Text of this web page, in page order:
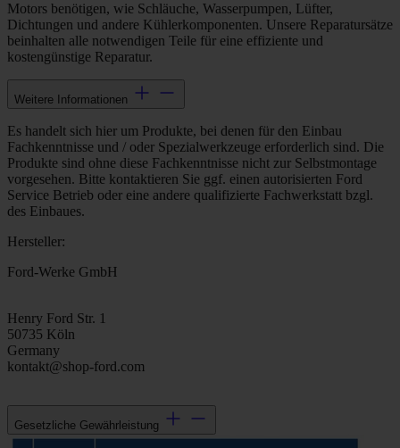
Motors benötigen, wie Schläuche, Wasserpumpen, Lüfter,
Dichtungen und andere Kühlerkomponenten. Unsere Reparatursätze
beinhalten alle notwendigen Teile für eine effiziente und
kostengünstige Reparatur.
Weitere Informationen
Es handelt sich hier um Produkte, bei denen für den Einbau
Fachkenntnisse und / oder Spezialwerkzeuge erforderlich sind. Die
Produkte sind ohne diese Fachkenntnisse nicht zur Selbstmontage
vorgesehen. Bitte kontaktieren Sie ggf. einen autorisierten Ford
Service Betrieb oder eine andere qualifizierte Fachwerkstatt bzgl.
des Einbaues.
Hersteller:
Ford-Werke GmbH
Henry Ford Str. 1
50735 Köln
Germany
kontakt@shop-ford.com
Gesetzliche Gewährleistung